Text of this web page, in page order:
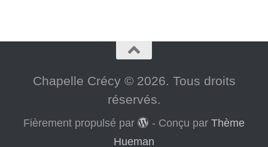
Chapelle Crécy © 2026. Tous droits
réservés.
Fièrement propulsé par - Conçu par Thème
Hueman